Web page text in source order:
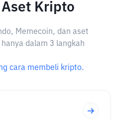
Kripto
Memecoin, dan aset
dalam 3 langkah
cara membeli kripto.